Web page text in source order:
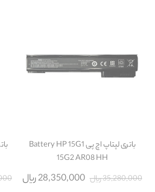
باتری لپتاپ اچ پی Battery HP 15G1
15G2 AR08 HH
35,280,000 ریال
28,350,000 ریال